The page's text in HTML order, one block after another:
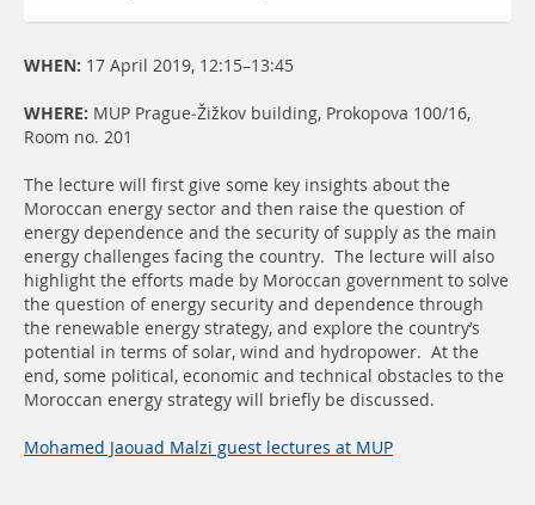
WHEN: 17 April 2019, 12:15–13:45
WHERE: MUP Prague-Žižkov building, Prokopova 100/16,
Room no. 201
The lecture will first give some key insights about the
Moroccan energy sector and then raise the question of
energy dependence and the security of supply as the main
energy challenges facing the country. The lecture will also
highlight the efforts made by Moroccan government to solve
the question of energy security and dependence through
the renewable energy strategy, and explore the country’s
potential in terms of solar, wind and hydropower. At the
end, some political, economic and technical obstacles to the
Moroccan energy strategy will briefly be discussed.
Mohamed Jaouad Malzi guest lectures at MUP